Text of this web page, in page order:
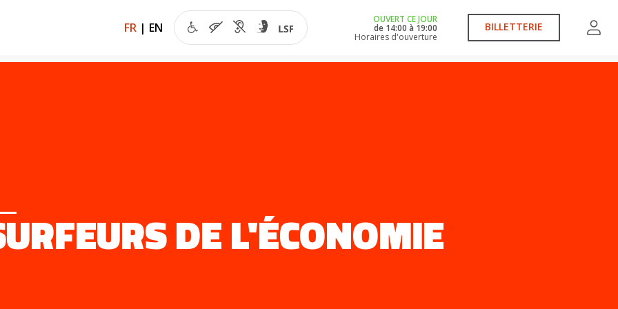
FR | EN
OUVERT CE JOUR
de 14:00 à 19:00
Horaires d'ouverture
BILLETTERIE
DE L'ÉCONOMIE